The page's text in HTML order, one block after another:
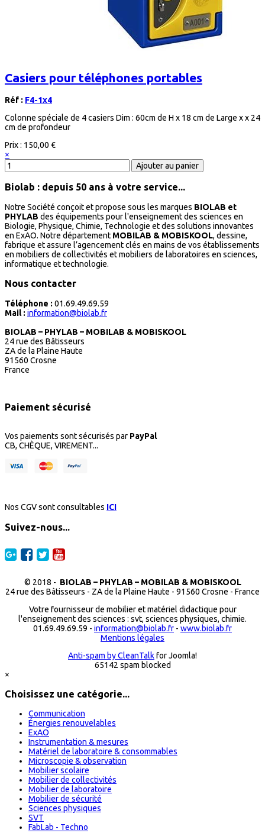
Casiers pour téléphones portables
Réf : F4-1x4
Colonne spéciale de 4 casiers Dim : 60cm de H x 18 cm de Large x x 24
cm de profondeur
Prix : 150,00 €
×
Biolab : depuis 50 ans à votre service...
Notre Société conçoit et propose sous les marques BIOLAB et
PHYLAB des équipements pour l'enseignement des sciences en
Biologie, Physique, Chimie, Technologie et des solutions innovantes
en ExAO. Notre département MOBILAB & MOBISKOOL, dessine,
fabrique et assure l’agencement clés en mains de vos établissements
en mobiliers de collectivités et mobiliers de laboratoires en sciences,
informatique et technologie.
Nous contacter
Téléphone : 01.69.49.69.59
Mail : information@biolab.fr
BIOLAB – PHYLAB – MOBILAB & MOBISKOOL
24 rue des Bâtisseurs
ZA de la Plaine Haute
91560 Crosne
France
Paiement sécurisé
Vos paiements sont sécurisés par PayPal
CB, CHÈQUE, VIREMENT...
Nos CGV sont consultables ICI
Suivez-nous...
© 2018 - BIOLAB – PHYLAB – MOBILAB & MOBISKOOL
24 rue des Bâtisseurs - ZA de la Plaine Haute - 91560 Crosne - France
Votre fournisseur de mobilier et matériel didactique pour
l'enseignement des sciences : svt, sciences physiques, chimie.
01.69.49.69.59 - information@biolab.fr - www.biolab.fr
Mentions légales
Anti-spam by CleanTalkfor Joomla!
65142 spam blocked
×
Choisissez une catégorie...
Communication
Énergies renouvelables
ExAO
Instrumentation & mesures
Matériel de laboratoire & consommables
Microscopie & observation
Mobilier scolaire
Mobilier de collectivités
Mobilier de laboratoire
Mobilier de sécurité
Sciences physiques
SVT
FabLab - Techno